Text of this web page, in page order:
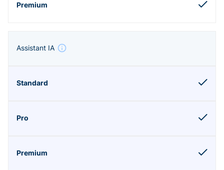
Assistant IA